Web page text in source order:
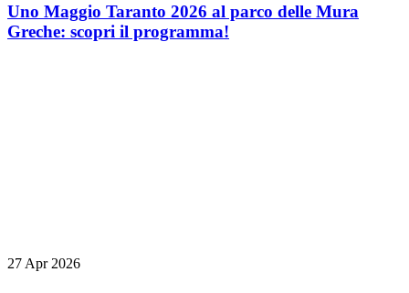
Uno Maggio Taranto 2026 al parco delle Mura
Greche: scopri il programma!
27 Apr 2026